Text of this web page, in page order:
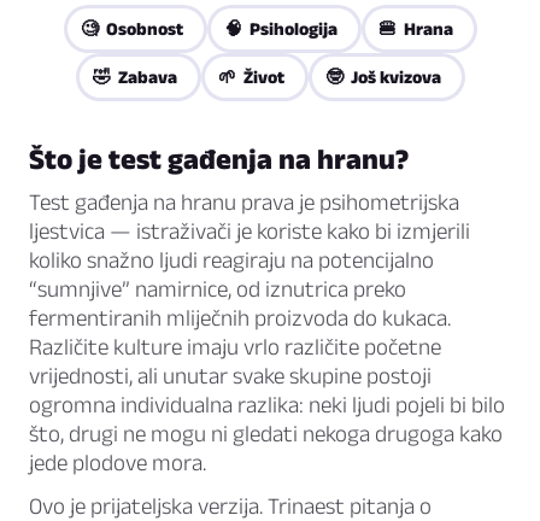
🧐 Osobnost 🧠 Psihologija 🍔 Hrana
🤣 Zabava 🌱 Život 🤓 Još kvizova
Što je test gađenja na hranu?
Test gađenja na hranu prava je psihometrijska
ljestvica — istraživači je koriste kako bi izmjerili
koliko snažno ljudi reagiraju na potencijalno
“sumnjive” namirnice, od iznutrica preko
fermentiranih mliječnih proizvoda do kukaca.
Različite kulture imaju vrlo različite početne
vrijednosti, ali unutar svake skupine postoji
ogromna individualna razlika: neki ljudi pojeli bi bilo
što, drugi ne mogu ni gledati nekoga drugoga kako
jede plodove mora.
Ovo je prijateljska verzija. Trinaest pitanja o